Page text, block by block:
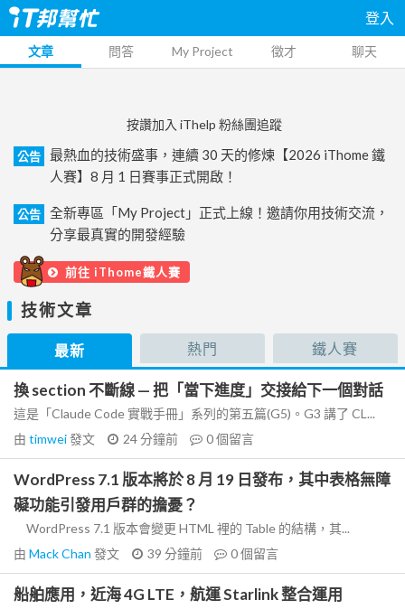
登入
文章 問答 My Project 徵才 聊天
按讚加入 iThelp 粉絲團追蹤
公告
最熱血的技術盛事，連續 30 天的修煉【2026 iThome 鐵
人賽】8 月 1 日賽事正式開啟！
公告
全新專區「My Project」正式上線！邀請你用技術交流，
分享最真實的開發經驗
前往 iThome鐵人賽
技術文章
最新 熱門 鐵人賽
換 section 不斷線 — 把「當下進度」交接給下一個對話
這是「Claude Code 實戰手冊」系列的第五篇(G5)。G3 講了 CL...
由 timwei發文 24 分鐘前 0個留言
WordPress 7.1 版本將於 8 月 19 日發布，其中表格無障
礙功能引發用戶群的擔憂？
WordPress 7.1 版本會變更 HTML 裡的 Table 的結構，其...
由 Mack Chan 發文 39 分鐘前 0個留言
船舶應用，近海 4G LTE，航運 Starlink 整合運用